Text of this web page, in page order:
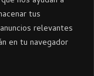
tus
relevantes
en tu navegador